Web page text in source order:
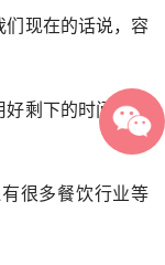
现在的话说，容
剩下的时间是很
很多餐饮行业等